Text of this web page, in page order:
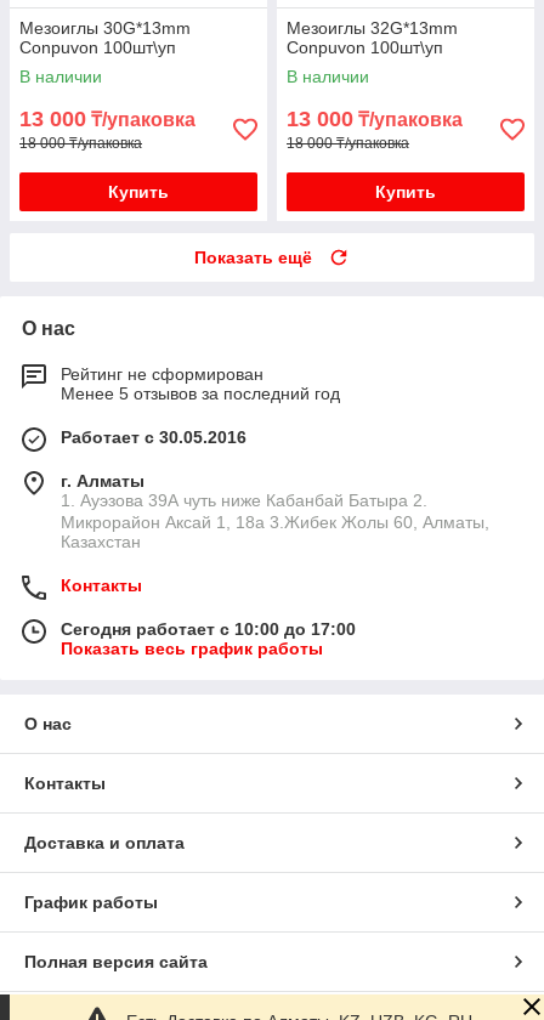
Мезоиглы 30G*13mm
Conpuvon 100шт\уп
В наличии
13 000 ₸/упаковка
18 000 ₸/упаковка
Купить
Мезоиглы 32G*13mm
Conpuvon 100шт\уп
В наличии
13 000 ₸/упаковка
18 000 ₸/упаковка
Купить
Показать ещё
О нас
Рейтинг не сформирован
Менее 5 отзывов за последний год
Работает с 30.05.2016
г. Алматы
1. Ауэзова 39А чуть ниже Кабанбай Батыра ㅤㅤㅤㅤㅤㅤㅤㅤㅤㅤㅤㅤㅤㅤ2. ​
Микрорайон Аксай 1, 18а 3.Жибек Жолы 60, Алматы,
Казахстан
Контакты
Сегодня работает с 10:00 до 17:00
Показать весь график работы
О нас
Контакты
Доставка и оплата
График работы
Полная версия сайта